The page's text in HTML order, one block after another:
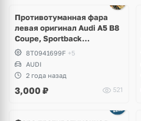
Противотуманная фара
левая оригинал Audi A5 B8
Coupe, Sportback
рестайлинг
8T0941699F +5
AUDI
2 года назад
3,000 ₽ 521